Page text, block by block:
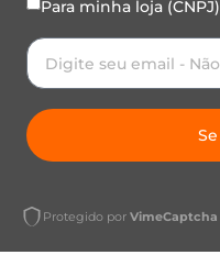
Para minha loja (CNPJ)
Protegido por VimeCaptcha